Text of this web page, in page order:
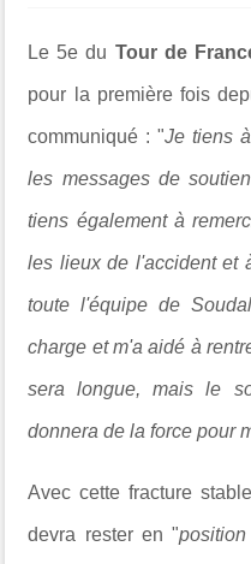
Le 5e du Tour de
pour la première fois
communiqué : "Je tiens
les messages de
tiens également à
les lieux de l'accident et
toute l'équipe de
charge et m'a aidé à
sera longue, mais le
donnera de la force pour
Avec cette fracture
devra rester en "